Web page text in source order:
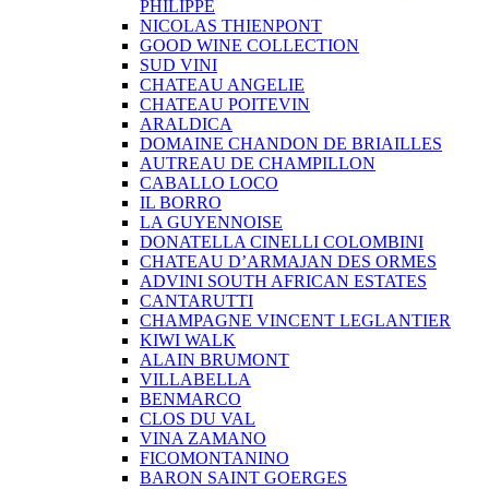
PHILIPPE
NICOLAS THIENPONT
GOOD WINE COLLECTION
SUD VINI
CHATEAU ANGELIE
CHATEAU POITEVIN
ARALDICA
DOMAINE CHANDON DE BRIAILLES
AUTREAU DE CHAMPILLON
CABALLO LOCO
IL BORRO
LA GUYENNOISE
DONATELLA CINELLI COLOMBINI
CHATEAU D’ARMAJAN DES ORMES
ADVINI SOUTH AFRICAN ESTATES
CANTARUTTI
CHAMPAGNE VINCENT LEGLANTIER
KIWI WALK
ALAIN BRUMONT
VILLABELLA
BENMARCO
CLOS DU VAL
VINA ZAMANO
FICOMONTANINO
BARON SAINT GOERGES